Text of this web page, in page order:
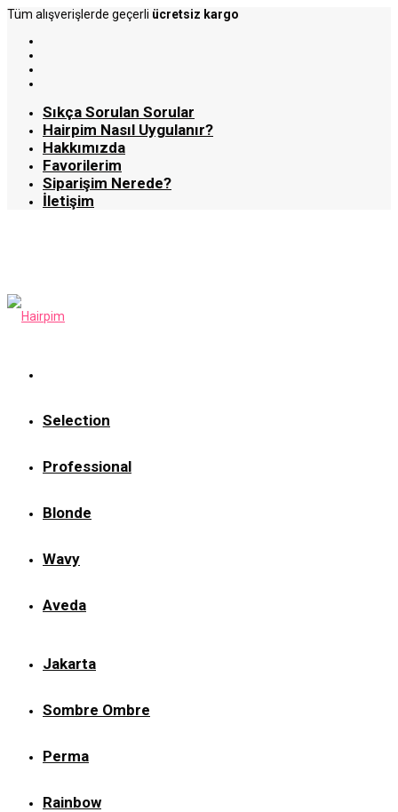
Tüm alışverişlerde geçerli ücretsiz kargo
Sıkça Sorulan Sorular
Hairpim Nasıl Uygulanır?
Hakkımızda
Favorilerim
Siparişim Nerede?
İletişim
Selection
Professional
Blonde
Wavy
Aveda
Jakarta
Sombre Ombre
Perma
Rainbow